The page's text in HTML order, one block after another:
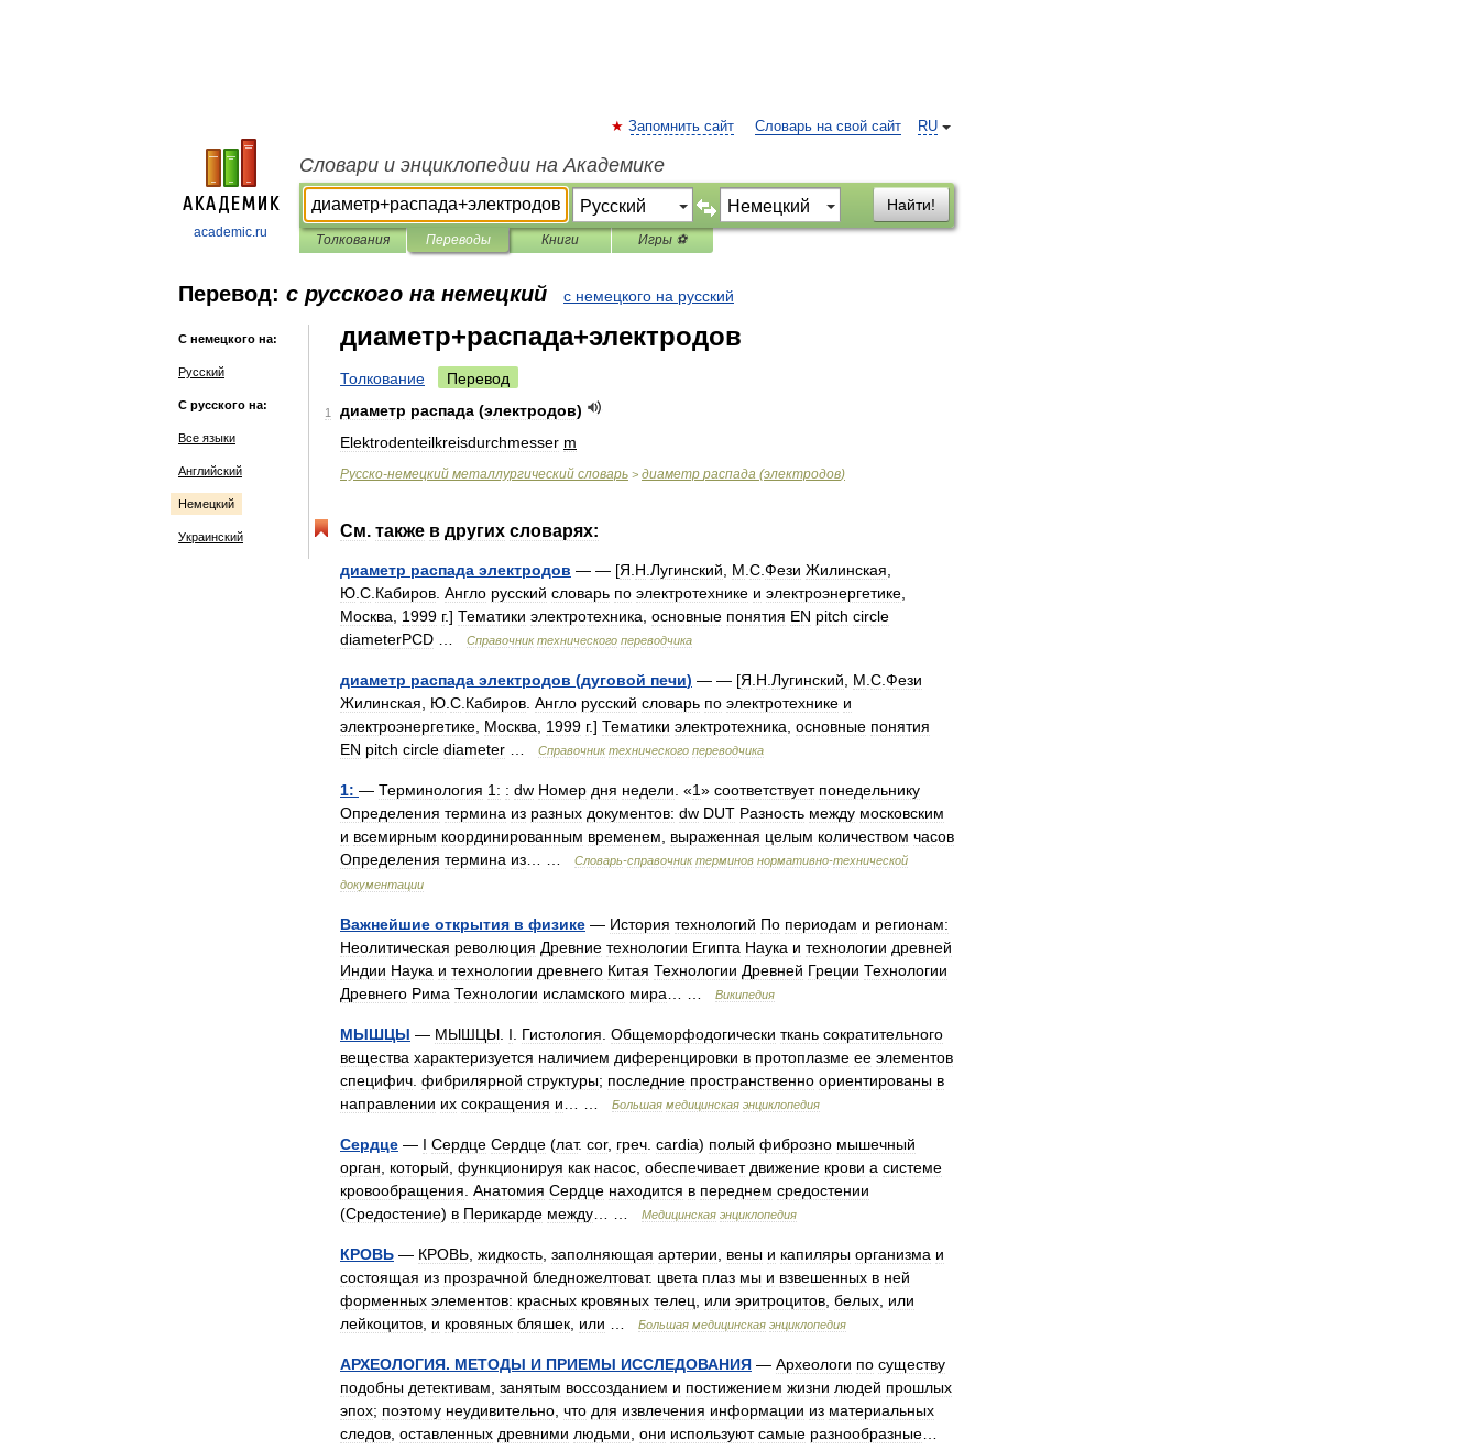
academic.ru
RU
Запомнить сайт Словарь на свой сайт
Словари и энциклопедии на Академике
Найти!
Толкования Переводы Книги Игры ⚽
Перевод: с русского на немецкий с немецкого на русский
С немецкого на:
Русский
С русского на:
Все языки
Английский
Немецкий
Украинский
диаметр+распада+электродов
Толкование Перевод
1 диаметр распада (электродов)
Elektrodenteilkreisdurchmesser m
Русско-немецкий металлургический словарь > диаметр распада (электродов)
См. также в других словарях:
диаметр распада электродов — — [Я Н Лугинский М С Фези Жилинская
Ю С Кабиров Англо русский словарь по электротехнике и электроэнергетике
Москва
1999 г.] Тематики электротехника основные понятия EN pitch circle
diameterPCD
Справочник технического переводчика
диаметр распада электродов (дуговой печи) — — [Я Н Лугинский М С Фези
Жилинская
Ю С Кабиров Англо русский словарь по электротехнике и
электроэнергетике Москва 1999 г.] Тематики электротехника основные понятия
EN pitch circle diameter Справочник технического переводчика
1: — Терминология 1: : dw Номер дня недели . «1» соответствует понедельнику
Определения термина из разных документов: dw DUT Разность между московским
и всемирным координированным временем выраженная целым количеством часов
Определения термина из Словарь-справочник терминов нормативно-технической
документации
Важнейшие открытия в физике — История технологий По периодам и регионам:
Неолитическая революция Древние технологии Египта Наука и технологии древней
Индии Наука и технологии древнего Китая Технологии Древней Греции Технологии
Древнего Рима Технологии исламского мира Википедия
МЫШЦЫ — МЫШЦЫ I Гистология Общеморфодогически ткань сократительного
вещества характеризуется наличием диференцировки в протоплазме ее элементов
специфич фибрилярной структуры; последние пространственно ориентированы в
направлении их сокращения и Большая медицинская энциклопедия
Сердце — I Сердце Сердце (лат. соr, греч cardia) полый фиброзно мышечный
орган
который функционируя как насос обеспечивает движение крови а системе
кровообращения Анатомия Сердце находится в переднем средостении
(Средостение) в Перикарде между Медицинская энциклопедия
КРОВЬ — КРОВЬ жидкость заполняющая артерии вены и капиляры организма и
состоящая из прозрачной бледножелтоват. цвета плаз мы и взвешенных в ней
форменных элементов: красных кровяных телец или эритроцитов белых или
лейкоцитов и кровяных бляшек или Большая медицинская энциклопедия
АРХЕОЛОГИЯ. МЕТОДЫ И ПРИЕМЫ ИССЛЕДОВАНИЯ — Археологи по существу
подобны детективам занятым воссозданием и постижением жизни людей прошлых
эпох; поэтому неудивительно что для извлечения информации из материальных
следов оставленных древними людьми они используют самые разнообразные